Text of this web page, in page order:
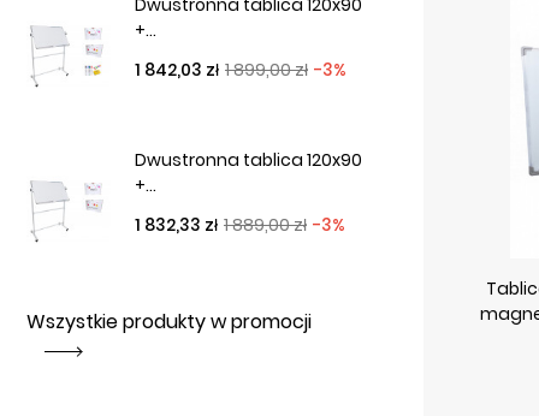
+...
Cena podstawowa
1 899,00 zł -3%
Cena
1 842,03 zł
Dwustronna tablica 120x90
+...
Cena podstawowa
1 889,00 zł -3%
Cena
1 832,33 zł
Wszystkie produkty w promocji